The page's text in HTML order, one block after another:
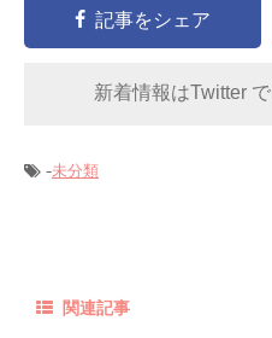
記事をシェア
新着情報はTwitter で
-未分類
関連記事